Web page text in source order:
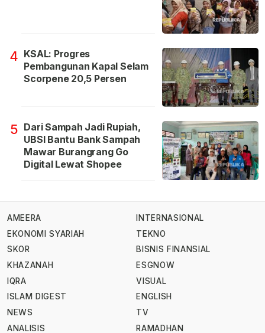
4 KSAL: Progres
Pembangunan Kapal Selam
Scorpene 20,5 Persen
5 Dari Sampah Jadi Rupiah,
UBSI Bantu Bank Sampah
Mawar Burangrang Go
Digital Lewat Shopee
AMEERA
EKONOMI SYARIAH
SKOR
KHAZANAH
IQRA
ISLAM DIGEST
NEWS
ANALISIS
INTERNASIONAL
TEKNO
BISNIS FINANSIAL
ESGNOW
VISUAL
ENGLISH
TV
RAMADHAN